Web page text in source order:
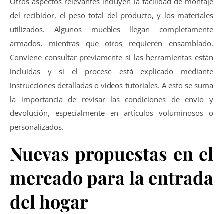
del recibidor, el peso total del producto, y los materiales
utilizados. Algunos muebles llegan completamente
armados, mientras que otros requieren ensamblado.
Conviene consultar previamente si las herramientas están
incluidas y si el proceso está explicado mediante
instrucciones detalladas o vídeos tutoriales. A esto se suma
la importancia de revisar las condiciones de envío y
devolución, especialmente en artículos voluminosos o
personalizados.
Nuevas propuestas en el
mercado para la entrada
del hogar